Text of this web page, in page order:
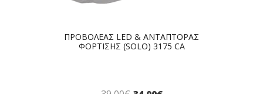
ΠΡΟΒΟΛΕΑΣ LED & ΑΝΤΑΠΤΟΡΑΣ
ΦΟΡΤΙΣΗΣ (SOLO) 3175 CA